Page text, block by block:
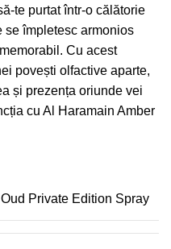
te purtat într-o călătorie
se împletesc armonios
Cu acest
povești olfactive aparte,
și prezența oriunde vei
cu Al Haramain Amber
Private Edition Spray